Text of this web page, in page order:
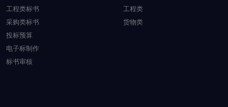
工程类标书
采购类标书
投标预算
电子标制作
标书审核
工程类
货物类